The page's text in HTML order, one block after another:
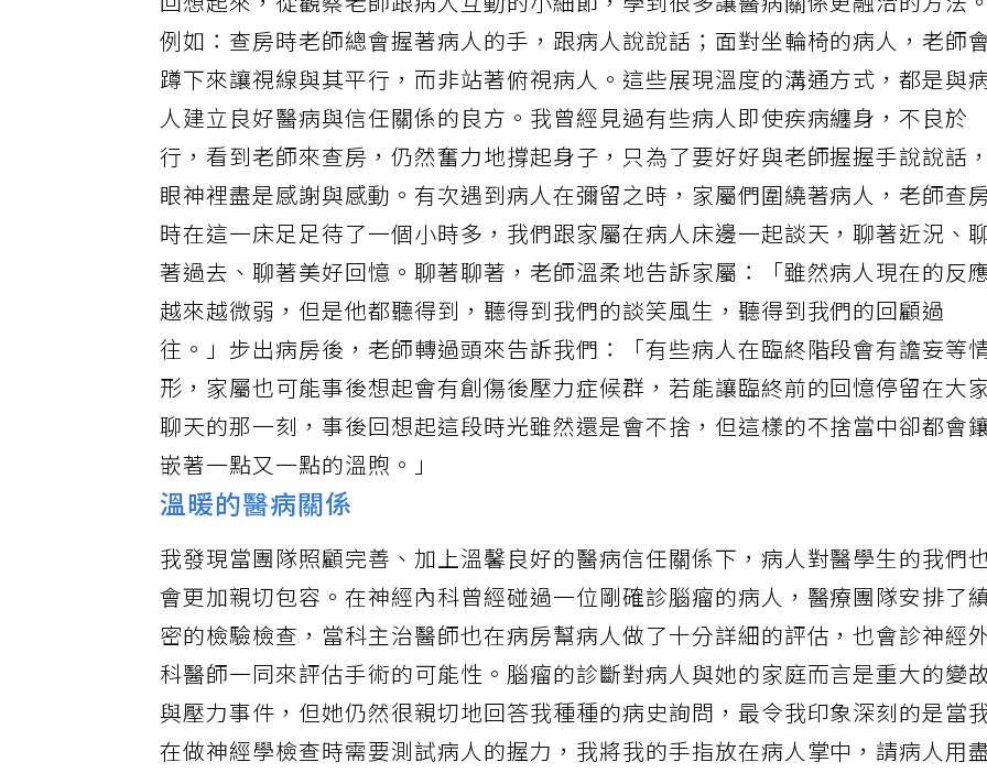
回想起來，從觀察老師跟病人互動的小細節，學到很多讓醫病關係更融洽的方法。
例如：查房時老師總會握著病人的手，跟病人說說話；面對坐輪椅的病人，老師會
蹲下來讓視線與其平行，而非站著俯視病人。這些展現溫度的溝通方式，都是與
人建立良好醫病與信任關係的良方。我曾經見過有些病人即使疾病纏身，不良於
行，看到老師來查房，仍然奮力地撐起身子，只為了要好好與老師握握手說說話，
眼神裡盡是感謝與感動。有次遇到病人在彌留之時，家屬們圍繞著病人，老師查房
時在這一床足足待了一個小時多，我們跟家屬在病人床邊一起談天，聊著近況、
著過去、聊著美好回憶。聊著聊著，老師溫柔地告訴家屬：「雖然病人現在的反
越來越微弱，但是他都聽得到，聽得到我們的談笑風生，聽得到我們的回顧過
往。」步出病房後，老師轉過頭來告訴我們：「有些病人在臨終階段會有譫妄等
形，家屬也可能事後想起會有創傷後壓力症候群，若能讓臨終前的回憶停留在大
聊天的那一刻，事後回想起這段時光雖然還是會不捨，但這樣的不捨當中卻都會
嵌著一點又一點的溫煦。」
溫暖的醫病關係
我發現當團隊照顧完善、加上溫馨良好的醫病信任關係下，病人對醫學生的我們
會更加親切包容。在神經內科曾經碰過一位剛確診腦瘤的病人，醫療團隊安排了
密的檢驗檢查，當科主治醫師也在病房幫病人做了十分詳細的評估，也會診神經外
科醫師一同來評估手術的可能性。腦瘤的診斷對病人與她的家庭而言是重大的變
與壓力事件，但她仍然很親切地回答我種種的病史詢問，最令我印象深刻的是當